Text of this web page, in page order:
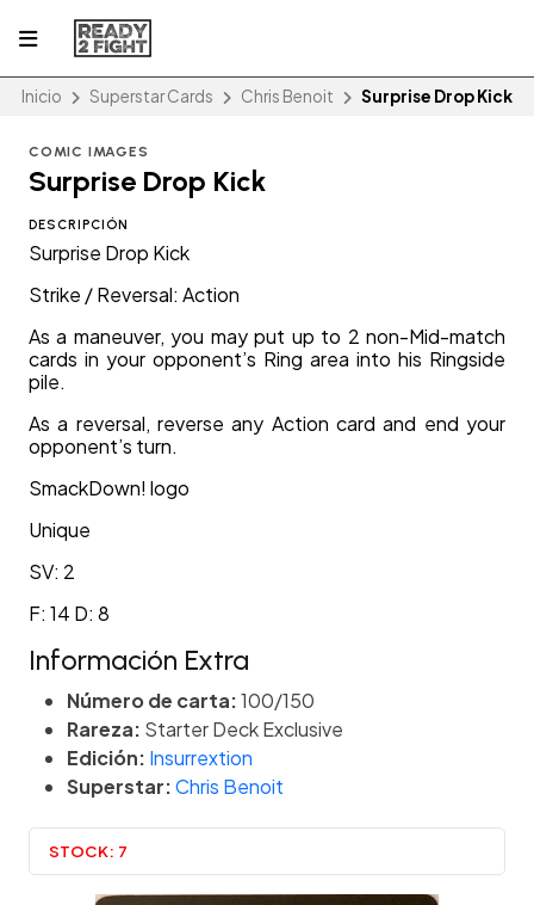
Inicio Superstar Cards Chris Benoit Surprise Drop Kick
COMIC IMAGES
Surprise Drop Kick
DESCRIPCIÓN
Surprise Drop Kick
Strike / Reversal: Action
As a maneuver, you may put up to 2 non-Mid-match
cards in your opponent’s Ring area into his Ringside
pile.
As a reversal, reverse any Action card and end your
opponent’s turn.
SmackDown! logo
Unique
SV: 2
F: 14 D: 8
Información Extra
Número de carta:100/150
Rareza: Starter Deck Exclusive
Edición: Insurrextion
Superstar:Chris Benoit
STOCK: 7